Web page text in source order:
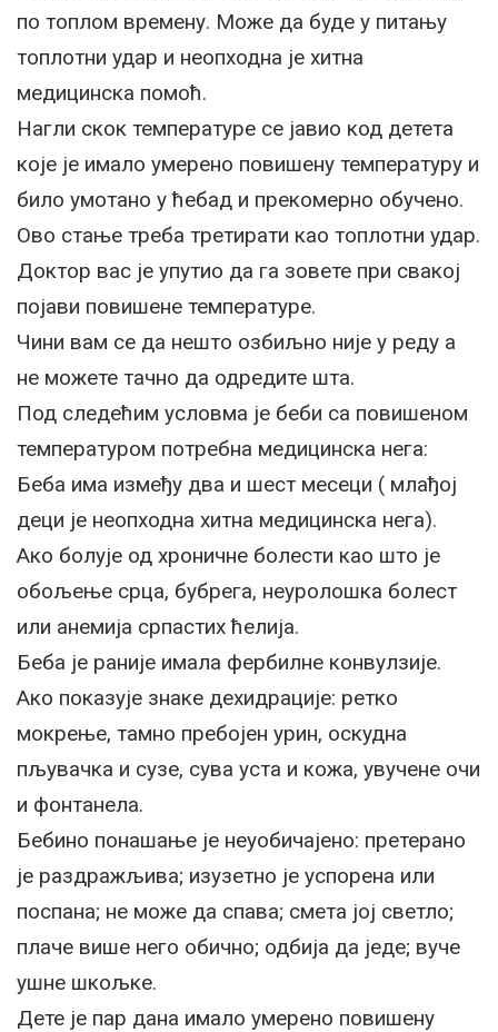
по топлом времену. Може да буде у питању
топлотни удар и неопходна је хитна
медицинска помоћ.
Нагли скок температуре се јавио код детета
које је имало умерено повишену температуру и
било умотано у ћебад и прекомерно обучено.
Ово стање треба третирати као топлотни удар.
Доктор вас је упутио да га зовете при свакој
појави повишене температуре.
Чини вам се да нешто озбиљно није у реду а
не можете тачно да одредите шта.
Под следећим условма је беби са повишеном
температуром потребна медицинска нега:
Беба има између два и шест месеци ( млађој
деци је неопходна хитна медицинска нега).
Ако болује од хроничне болести као што је
обољење срца, бубрега, неуролошка болест
или анемија српастих ћелија.
Беба је раније имала фербилне конвулзије.
Ако показује знаке дехидрације: ретко
мокрење, тамно пребојен урин, оскудна
пљувачка и сузе, сува уста и кожа, увучене очи
и фонтанела.
Бебино понашање је неуобичајено: претерано
је раздражљива; изузетно је успорена или
поспана; не може да спава; смета јој светло;
плаче више него обично; одбија да једе; вуче
ушне шкољке.
Дете је пар дана имало умерено повишену